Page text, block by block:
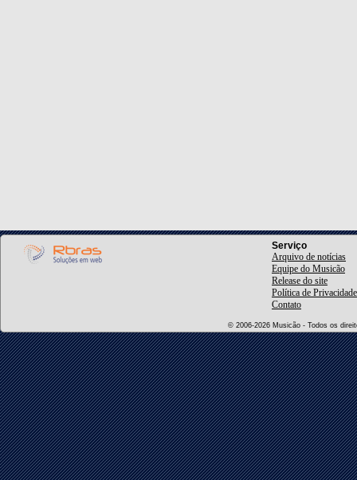
Serviço
Arquivo de notícias
Equipe do Musicão
Release do site
Política de Privacidade
Contato
© 2006-2026 Musicão - Todos os